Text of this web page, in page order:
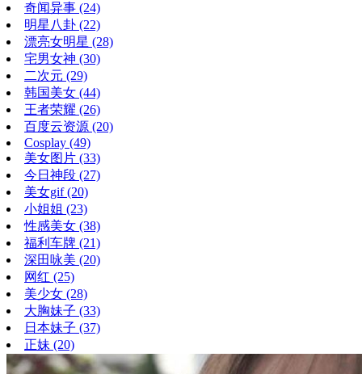
奇闻异事 (24)
明星八卦 (22)
漂亮女明星 (28)
宅男女神 (30)
二次元 (29)
韩国美女 (44)
王者荣耀 (26)
百度云资源 (20)
Cosplay (49)
美女图片 (33)
今日神段 (27)
美女gif(20)
小姐姐 (23)
性感美女 (38)
福利车牌 (21)
深田咏美 (20)
网红 (25)
美少女 (28)
大胸妹子 (33)
日本妹子 (37)
正妹 (20)